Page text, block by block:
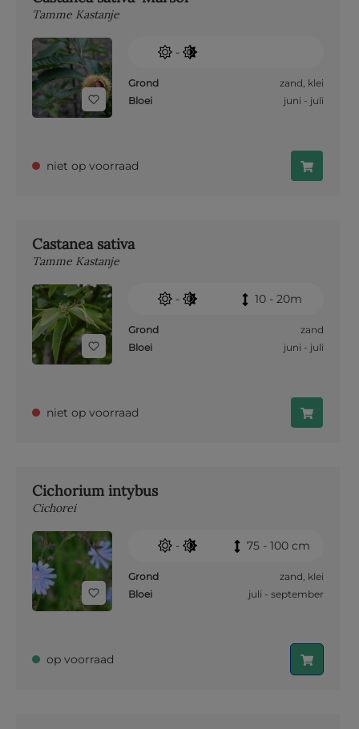
Tamme Kastanje
-
Grond zand, klei
Bloei
juni - juli
niet op voorraad
Castanea sativa
Tamme Kastanje
- 10 - 20m
Grond
zand
Bloei
juni - juli
niet op voorraad
Cichorium intybus
Cichorei
- 75 - 100 cm
Grond zand, klei
Bloei
juli - september
op voorraad